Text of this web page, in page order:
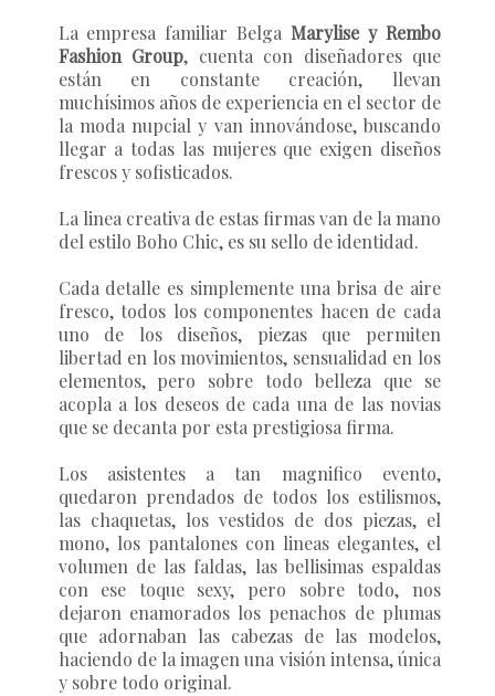
La empresa familiar BelgaMarylise y Rembo
Fashion Group, cuenta con diseñadores que
están en constante creación, llevan
muchísimos años de experiencia en el sector de
la moda nupcial y van innovándose, buscando
llegar a todas las mujeres que exigen diseños
frescos y sofisticados.
La linea creativa de estas firmas van de la mano
del estilo Boho Chic, es su sello de identidad.
Cada detalle es simplemente una brisa de aire
fresco, todos los componentes hacen de cada
uno de los diseños, piezas que permiten
libertad en los movimientos, sensualidad en los
elementos, pero sobre todo belleza que se
acopla a los deseos de cada una de las novias
que se decanta por esta prestigiosa firma.
Los asistentes a tan magnifico evento,
quedaron prendados de todos los estilismos,
las chaquetas, los vestidos de dos piezas, el
mono, los pantalones con lineas elegantes, el
volumen de las faldas, las bellisimas espaldas
con ese toque sexy, pero sobre todo, nos
dejaron enamorados los penachos de plumas
que adornaban las cabezas de las modelos,
haciendo de la imagen una visión intensa, única
y sobre todo original.